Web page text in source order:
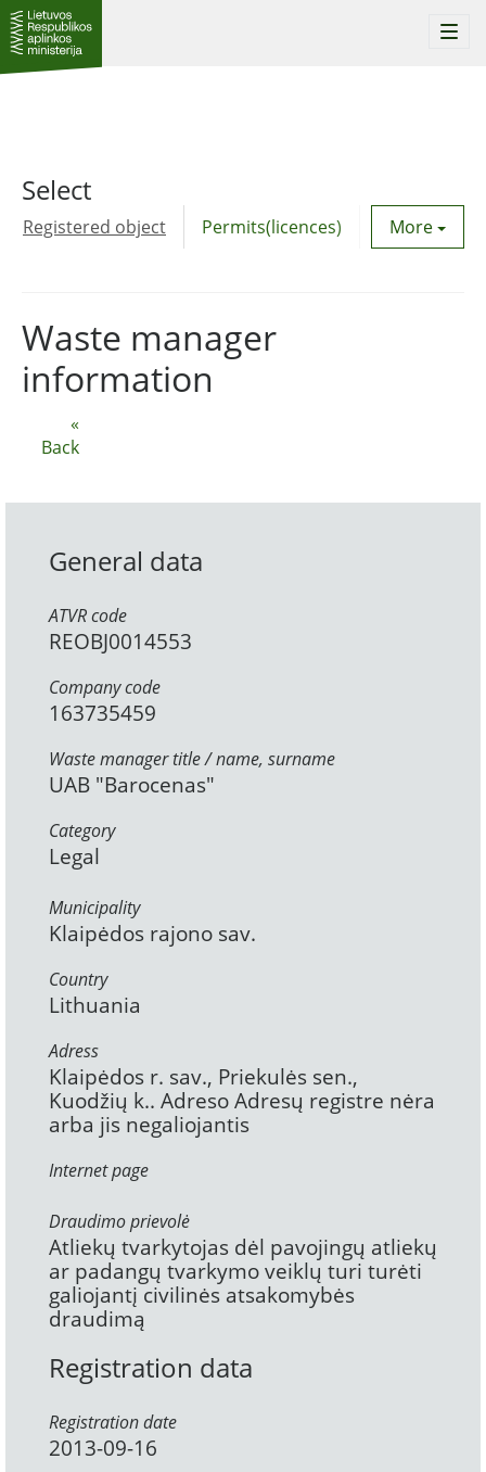
Select
Registered object Permits(licences) Utility
More
«
Back
Waste manager
information
General data
ATVR code
REOBJ0014553
Company code
163735459
Waste manager title / name, surname
UAB "Barocenas"
Category
Legal
Municipality
Klaipėdos rajono sav.
Country
Lithuania
Adress
Klaipėdos r. sav., Priekulės sen.,
Kuodžių k.. Adreso Adresų registre nėra
arba jis negaliojantis
Internet page
Draudimo prievolė
Atliekų tvarkytojas dėl pavojingų atliekų
ar padangų tvarkymo veiklų turi turėti
galiojantį civilinės atsakomybės
draudimą
Registration data
Registration date
2013-09-16